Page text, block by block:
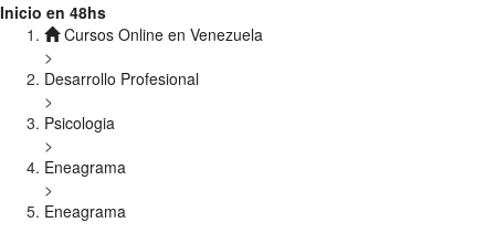
Inicio en 48hs
Cursos Online en Venezuela
>
Desarrollo Profesional
>
Psicologia
>
Eneagrama
>
Eneagrama